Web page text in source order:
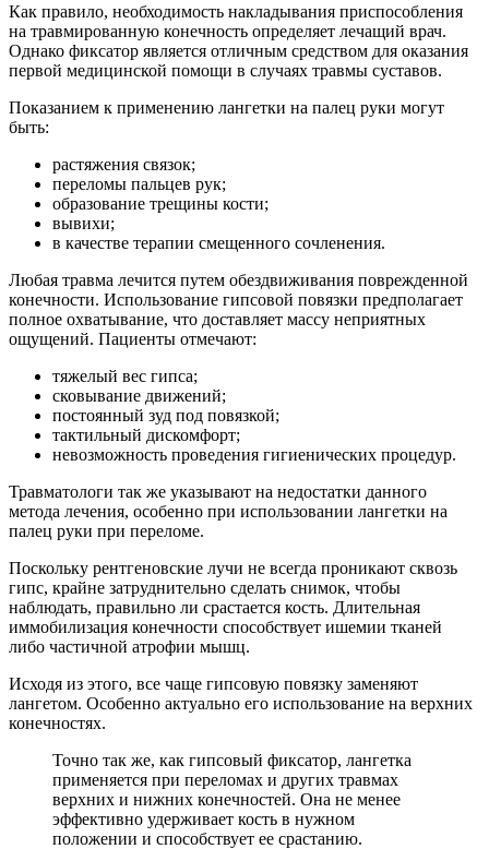
Как правило, необходимость накладывания приспособления
на травмированную конечность определяет лечащий врач.
Однако фиксатор является отличным средством для оказания
первой медицинской помощи в случаях травмы суставов.
Показанием к применению лангетки на палец руки могут
быть:
растяжения связок;
переломы пальцев рук;
образование трещины кости;
вывихи;
в качестве терапии смещенного сочленения.
Любая травма лечится путем обездвиживания поврежденной
конечности. Использование гипсовой повязки предполагает
полное охватывание, что доставляет массу неприятных
ощущений. Пациенты отмечают:
тяжелый вес гипса;
сковывание движений;
постоянный зуд под повязкой;
тактильный дискомфорт;
невозможность проведения гигиенических процедур.
Травматологи так же указывают на недостатки данного
метода лечения, особенно при использовании лангетки на
палец руки при переломе.
Поскольку рентгеновские лучи не всегда проникают сквозь
гипс, крайне затруднительно сделать снимок, чтобы
наблюдать, правильно ли срастается кость. Длительная
иммобилизация конечности способствует ишемии тканей
либо частичной атрофии мышц.
Исходя из этого, все чаще гипсовую повязку заменяют
лангетом. Особенно актуально его использование на верхних
конечностях.
Точно так же, как гипсовый фиксатор, лангетка
применяется при переломах и других травмах
верхних и нижних конечностей. Она не менее
эффективно удерживает кость в нужном
положении и способствует ее срастанию.